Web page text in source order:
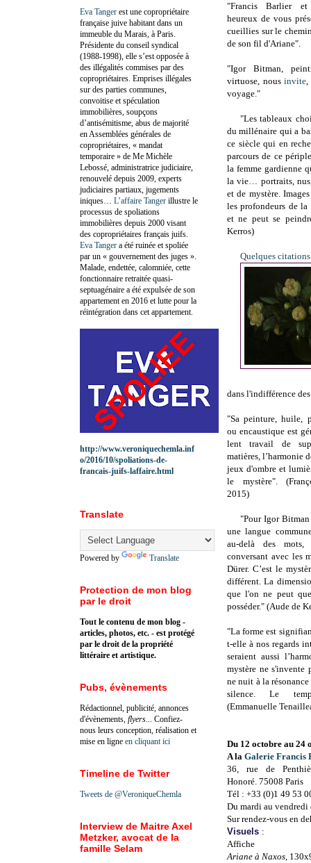
"Francis Barlier
heureux de vous
cueillies sur le
de son fil d'Ariane".
"Igor Bitman,
virtuose, nousinvite,
voyage."
"Les tableaux
du millénaire qui a
ce siècle qui en
parcours de ce
la femme gardienne
la vie… portraits,
et de mystère.
les profondeurs de
et ne peut se
Kerros)
Quelques
dans l'indifférence
"Sa peinture, huile,
ou encaustique est
lent travail de
matières, l’harmonie
jeux d'ombre et
le mystère". (
2015)
"Pour Igor
une langue
au-delà des mots,
conversant avec les
Dürer. C’est le
différent.La
que l'on ne peut
posséder." (Aude de
"La forme est
t-elle à nos regards
seraient aussi
mystère ne s'invente
ne nuit à la
silence. Le
(Emmanuelle
Du 12 octobre au 24
A la Galerie Francis
36, rue de
Honoré. 75008 Paris
Tél : +33 (0)1 49 53
Du mardi au vendredi
Sur rendez-vous en
Visuels :
Affiche
Ariane à Naxos,
Eva Tanger est une copropriétaire
française juive habitant dans un
immeuble du Marais, à Paris.
Présidente du conseil syndical
(1988-1998), elle s’est opposée à
des illégalités commises par des
copropriétaires. Emprises illégales
sur des parties communes,
convoitise et spéculation
immobilières, soupçons
d’antisémitisme, abus de majorité
en Assemblées générales de
copropriétaires, « mandat
temporaire » de Me Michèle
Lebossé, administratrice judiciaire,
renouvelé depuis 2009, experts
judiciaires partiaux, jugements
iniques… L’affaire Tanger illustre le
processus de spoliations
immobilières depuis 2000 visant
des copropriétaires français juifs.
Eva Tanger a été ruinée et spoliée
par un « gouvernement des juges ».
Malade, endettée, calomniée, cette
fonctionnaire retraitée quasi-
septuagénaire a été expulsée de son
appartement en 2016 et lutte pour la
réintégration dans cet appartement.
http://www.veroniquechemla.inf
o/2016/10/spoliations-de-
francais-juifs-laffaire.html
Translate
Powered by Translate
Protection de mon blog
par le droit
Tout le contenu de mon blog -
articles, photos, etc. - est protégé
par le droit de la propriété
littéraire et artistique.
Pubs, évènements
Rédactionnel, publicité, annonces
d'évènements, flyers ... Confiez-
nous leurs conception, réalisation et
mise en ligne en cliquant ici
Timeline de Twitter
Tweets de @VeroniqueChemla
Interview de Maitre Axel
Metzker, avocat de la
famille Selam